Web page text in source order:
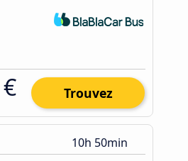
Trouvez
10h 50min